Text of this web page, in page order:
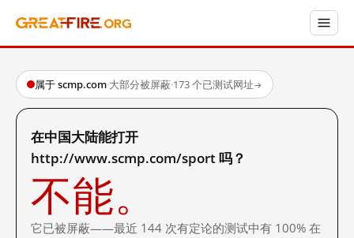
属于 scmp.com·大部分被屏蔽·173 个已测试网址→
在中国大陆能打开
http://www.scmp.com/sport 吗？
不能。
它已被屏蔽——最近 144 次有定论的测试中有 100% 在